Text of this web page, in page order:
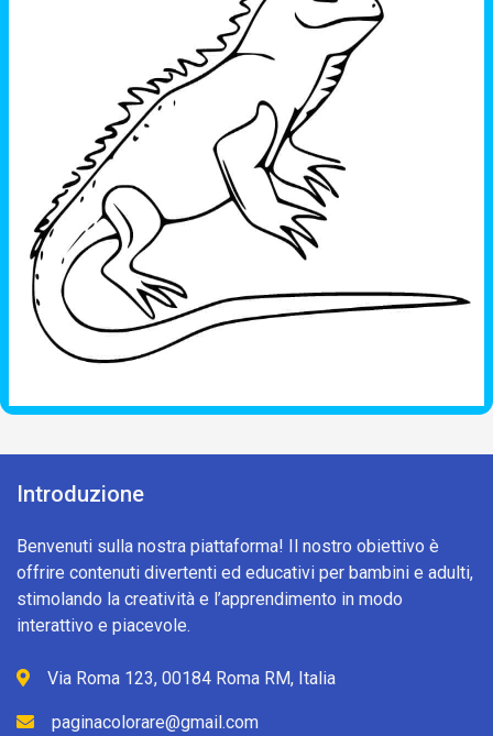
Introduzione
Benvenuti sulla nostra piattaforma! Il nostro obiettivo è
offrire contenuti divertenti ed educativi per bambini e adulti,
stimolando la creatività e l’apprendimento in modo
interattivo e piacevole.
Via Roma 123, 00184 Roma RM, Italia
paginacolorare@gmail.com